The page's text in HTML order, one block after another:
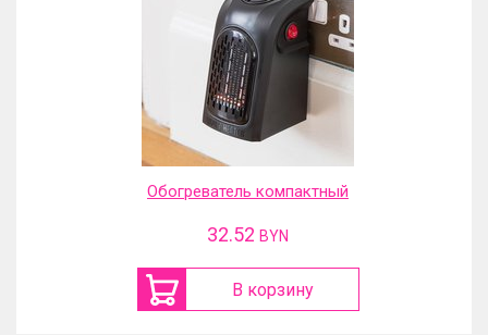
Обогреватель компактный
32.52 BYN
В корзину